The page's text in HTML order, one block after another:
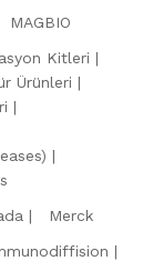
MAGBIO
Kitleri
Ürünleri
Merck